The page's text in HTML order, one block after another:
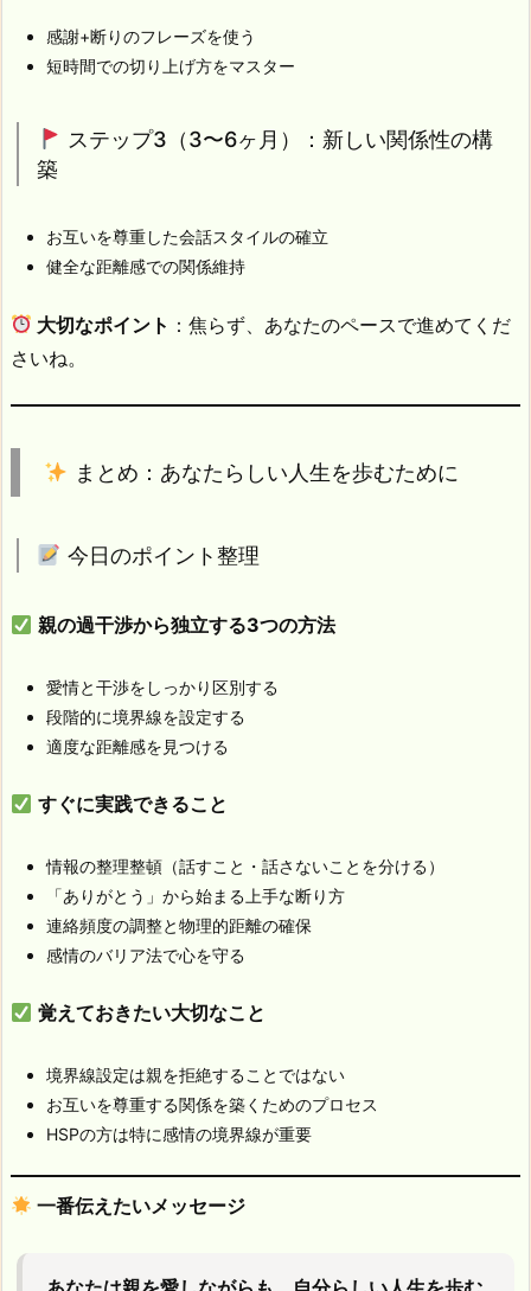
感謝+断りのフレーズを使う
短時間での切り上げ方をマスター
ステップ3（3〜6ヶ月）：新しい関係性の構
築
お互いを尊重した会話スタイルの確立
健全な距離感での関係維持
大切なポイント ：焦らず、あなたのペースで進めてくだ
さいね。
まとめ：あなたらしい人生を歩むために
今日のポイント整理
親の過干渉から独立する3つの方法
愛情と干渉をしっかり区別する
段階的に境界線を設定する
適度な距離感を見つける
すぐに実践できること
情報の整理整頓（話すこと・話さないことを分ける）
「ありがとう」から始まる上手な断り方
連絡頻度の調整と物理的距離の確保
感情のバリア法で心を守る
覚えておきたい大切なこと
境界線設定は親を拒絶することではない
お互いを尊重する関係を築くためのプロセス
HSPの方は特に感情の境界線が重要
一番伝えたいメッセージ